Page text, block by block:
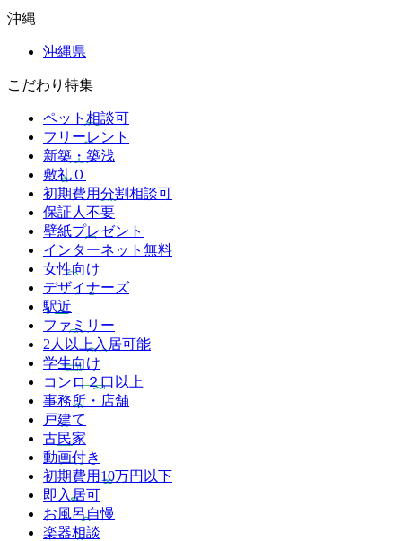
沖縄
沖縄県
こだわり特集
ペット相談可
フリーレント
新築・築浅
敷礼０
初期費用分割相談可
保証人不要
壁紙プレゼント
インターネット無料
女性向け
デザイナーズ
駅近
ファミリー
2人以上入居可能
学生向け
コンロ２口以上
事務所・店舗
戸建て
古民家
動画付き
初期費用10万円以下
即入居可
お風呂自慢
楽器相談